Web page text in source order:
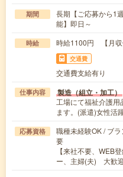
期間
長期【ご応募から1
能】即日～
時給 時給1100円 【月収
交通費
交通費支給有り
仕事内容 製造（組立・加工）
工場にて福祉介護用
ます。(派遣)女性活
応募資格
職種未経験OK / ブ
要
【来社不要、WEB
ー、主婦(夫) 大歓